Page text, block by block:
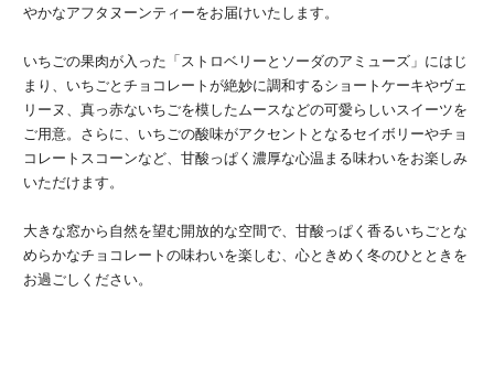
やかなアフタヌーンティーをお届けいたします。
いちごの果肉が入った「ストロベリーとソーダのアミューズ」にはじ
まり、いちごとチョコレートが絶妙に調和するショートケーキやヴェ
リーヌ、真っ赤ないちごを模したムースなどの可愛らしいスイーツを
ご用意。さらに、いちごの酸味がアクセントとなるセイボリーやチョ
コレートスコーンなど、甘酸っぱく濃厚な心温まる味わいをお楽しみ
いただけます。
大きな窓から自然を望む開放的な空間で、甘酸っぱく香るいちごとな
めらかなチョコレートの味わいを楽しむ、心ときめく冬のひとときを
お過ごしください。